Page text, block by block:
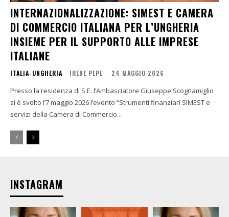
INTERNAZIONALIZZAZIONE: SIMEST E CAMERA
DI COMMERCIO ITALIANA PER L’UNGHERIA
INSIEME PER IL SUPPORTO ALLE IMPRESE
ITALIANE
ITALIA-UNGHERIA IRENE PEPE - 24 MAGGIO 2026
Presso la residenza di S.E. l’Ambasciatore Giuseppe Scognamiglio
si è svolto l’7 maggio 2026 l’evento “Strumenti finanziari SIMEST e
servizi della Camera di Commercio...
INSTAGRAM